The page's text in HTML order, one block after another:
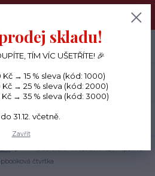
odesílám každý den, KREATIVNÍ
Menu
CZK
čtvrtka
skladu!
TÍM VÍC UŠETŘÍTE! 🎉
→ 15 % sleva (kód: 1000)
→ 25 % sleva (kód: 2000)
→ 35 % sleva (kód: 3000)
31.12. včetně.
Zavřít